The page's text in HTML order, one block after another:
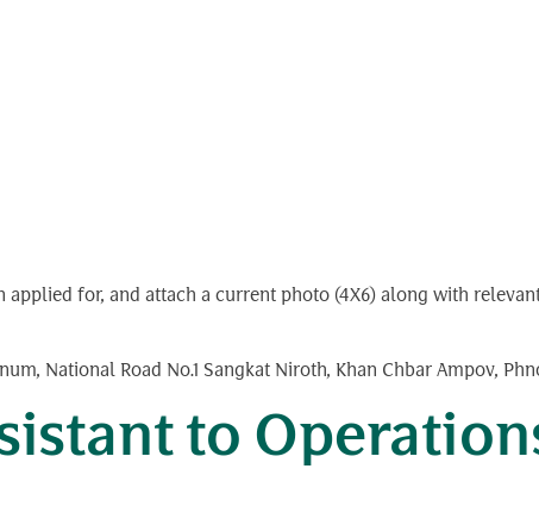
for, and attach a current photo (4X6) along with
National Road No.1 Sangkat Niroth, Khan Chbar Ampov,
to